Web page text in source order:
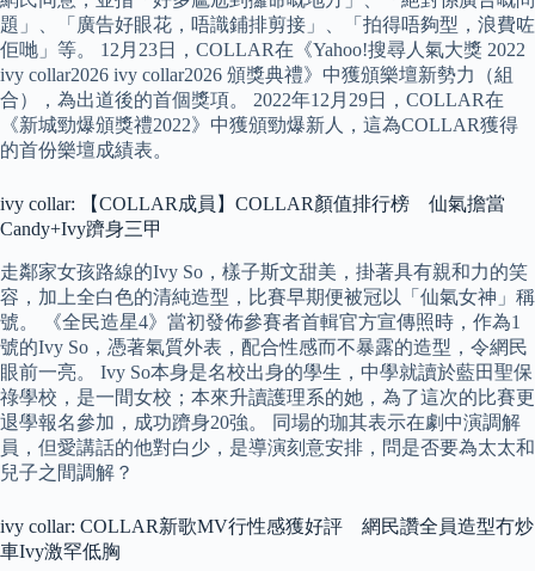
題」、「廣告好眼花，唔識鋪排剪接」、「拍得唔夠型，浪費咗
佢哋」等。 12月23日，COLLAR在《Yahoo!搜尋人氣大獎 2022
ivy collar2026 ivy collar2026 頒獎典禮》中獲頒樂壇新勢力（組
合），為出道後的首個獎項。 2022年12月29日，COLLAR在
《新城勁爆頒獎禮2022》中獲頒勁爆新人，這為COLLAR獲得
的首份樂壇成績表。
ivy collar: 【COLLAR成員】COLLAR顏值排行榜 仙氣擔當
Candy+Ivy躋身三甲
走鄰家女孩路線的Ivy So，樣子斯文甜美，掛著具有親和力的笑
容，加上全白色的清純造型，比賽早期便被冠以「仙氣女神」稱
號。 《全民造星4》當初發佈參賽者首輯官方宣傳照時，作為1
號的Ivy So，憑著氣質外表，配合性感而不暴露的造型，令網民
眼前一亮。 Ivy So本身是名校出身的學生，中學就讀於藍田聖保
祿學校，是一間女校；本來升讀護理系的她，為了這次的比賽更
退學報名參加，成功躋身20強。 同場的珈其表示在劇中演調解
員，但愛講話的他對白少，是導演刻意安排，問是否要為太太和
兒子之間調解？
ivy collar: COLLAR新歌MV行性感獲好評 網民讚全員造型冇炒
車Ivy激罕低胸